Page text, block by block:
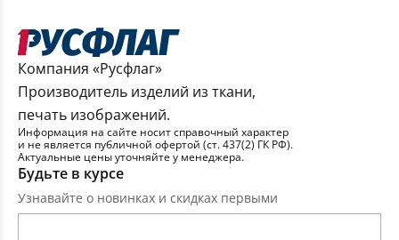
Компания «Русфлаг»
Производитель изделий из ткани,
печать изображений.
Информация на сайте носит справочный характер
и не является публичной офертой (ст. 437(2) ГК РФ).
Актуальные цены уточняйте у менеджера.
Будьте в курсе
Узнавайте о новинках и скидках первыми